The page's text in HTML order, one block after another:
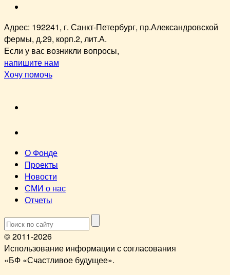
Адрес: 192241, г. Санкт-Петербург, пр.Александровской
фермы, д.29, корп.2, лит.А.
Если у вас возникли вопросы,
напишите нам
Хочу помочь
О Фонде
Проекты
Новости
СМИ о нас
Отчеты
© 2011-2026
Использование информации с согласования
«БФ «Счастливое будущее».